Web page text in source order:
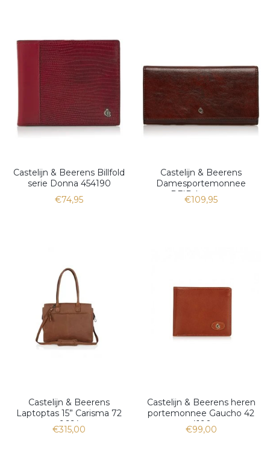
Castelijn & Beerens Billfold
serie Donna 454190
€74,95
Castelijn & Beerens
Damesportemonnee
RFID | cognac
€109,95
Castelijn & Beerens
Laptoptas 15” Carisma 72
9664
€315,00
Castelijn & Beerens heren
portemonnee Gaucho 42
4190
€99,00